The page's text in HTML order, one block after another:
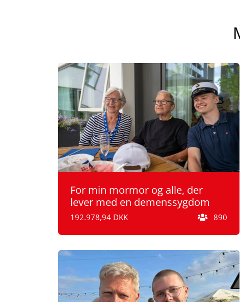
For min mormor og alle, der
lever med en demenssygdom
192.978,94 DKK 890